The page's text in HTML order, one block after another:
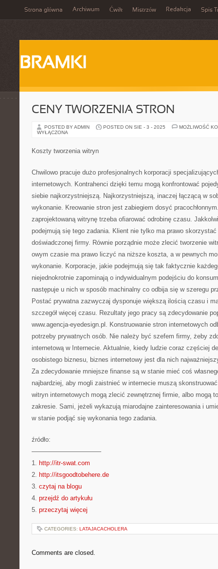
Strona główna Archiwum Ćwik Mistrzów Redakcja Spis
BRAMKI
CENY TWORZENIA STRON
POSTED BY ADMIN POSTED ON SIE - 3 - 2025
MOŻLIWOŚĆ
WYŁĄCZONA
Koszty tworzenia witryn
Chwilowo pracuje dużo profesjonalnych korporacji
internetowych. Kontrahenci dzięki temu mogą konfrontować
siebie najkorzystniejszą. Najkorzystniejszą, inaczej łączącą w
wykonanie. Kreowanie stron jest zabiegiem dosyć
zaprojektowaną witrynę trzeba ofiarować odrobinę czasu.
podejmują się tego zadania. Klient nie tylko ma prawo skorzystać
doświadczonej firmy. Równie porządnie może zlecić tworzenie
owym czasie ma prawo liczyć na niższe koszta, a w pewnych
wykonanie. Korporacje, jakie podejmują się tak faktycznie
niejednokrotnie zapominają o indywidualnym podejściu do
następuje u nich w sposób machinalny co odbija się w szeregu
Postać prywatna zazwyczaj dysponuje większą ilością czasu i
szczegół więcej czasu. Rezultaty jego pracy są zdecydowanie
www.agencja-eyedesign.pl. Konstruowanie stron internetowych
potrzeby prywatnych osób. Nie należy być szefem firmy, żeby
internetową w Internecie. Aktualnie, kiedy ludzie coraz częściej
osobistego biznesu, biznes internetowy jest dla nich
Za zdecydowanie mniejsze finanse są w stanie mieć coś
najbardziej, aby mogli zaistnieć w internecie muszą
witryn internetowych mogą zlecić zewnętrznej firmie, albo mogą
zakresie. Sami, jeżeli wykazują miarodajne zainteresowania i
w stanie podjąć się wykonania tego zadania.
źródło:
———————————
1. http://itr-swat.com
2. http://itsgoodtobehere.de
3. czytaj na blogu
4. przejdź do artykułu
5. przeczytaj więcej
CATEGORIES: LATAJACACHOLERA
Comments are closed.